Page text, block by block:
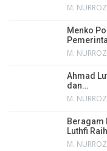
M.
Menko
M.
Ahmad
dan…
M.
Beragam
Luthfi
M.